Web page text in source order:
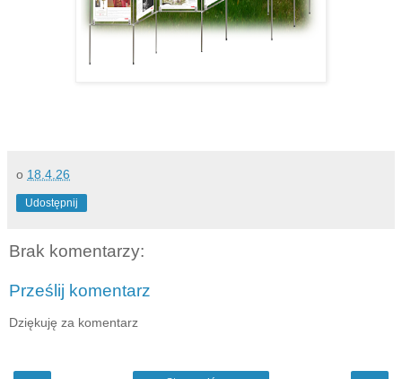
o 18.4.26
Udostępnij
Brak komentarzy:
Prześlij komentarz
Dziękuję za komentarz